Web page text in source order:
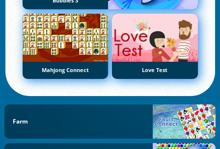
Mahjong Connect Love Test
Farm